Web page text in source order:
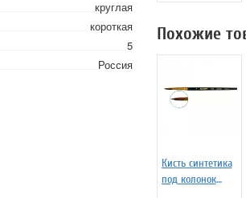
круглая
короткая
5
Россия
Похожие
Кисть синтетика
под колонок